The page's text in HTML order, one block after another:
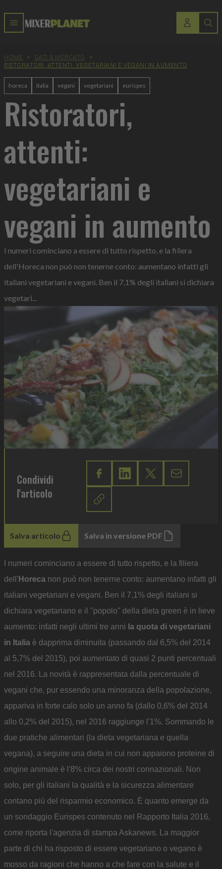
HOME > DATI & MERCATO
>
RISTORATORI, ATTENTI: VEGETARIANI E VEGANI IN AUMENTO
horeca italia vegani vegetariani eurispes
Ristoratori,
attenti:
vegetariani e
vegani in aumento
I numeri cominciano a essere di tutto rispetto, e la filiera
dell'Horeca non può non tenerne conto: aumentano infatti gli
italiani vegetariani e vegani. Ben il 7,1% degli italiani si dichiara
vegetari...
Condividi
l'articolo
Salva articolo Salva in versione PDF
I numeri cominciano a essere di tutto rispetto, e la filiera
dell' Horeca non può non tenerne conto: aumentano infatti gli
italiani vegetariani e vegani. Ben il 7,1% degli italiani si
dichiara vegetariano e il "popolo" della dieta green è in lieve
aumento: infatti negli ultimi tre anni la quota di vegetariani
in Italia è dapprima diminuita (passando dal 6,5% del 2014
al 5,7% del 2015), poi aumentato di quasi 2 punti percentuali
nel 2016. La novità è rappresentata dalla percentuale di
vegani che, pur essendo una minoranza della popolazione,
appariva in forte calo solo un anno fa (dallo 0,6% del 2014
allo 0,2% del 2015), nel 2016 raggiunge l'1%. Sommando le
due pratiche alimentari (la dieta vegetariana e quella
vegana), a seguire una dieta in cui non appaiono proteine di
origine animale è l'8% circa dei nostri connazionali. Non
solo, per gli italiani la qualità e la sicurezza alimentare
contano più del risparmio economico. È quanto emerge da
un sondaggio Eurispes contenuto nel Rapporto Italia 2016,
come riporta l'agenzia di stampa Askanews. La maggior
parte di chi ha risposto di essere vegetariano o vegano è
mosso da ragioni che hanno a che fare con la salute e il